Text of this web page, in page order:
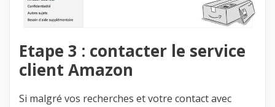
Etape 3 : contacter le service
client Amazon
Si malgré vos recherches et votre contact avec